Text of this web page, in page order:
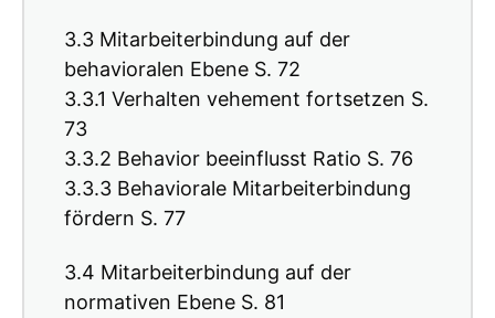
3.3 Mitarbeiterbindung auf der
behavioralen Ebene S. 72
3.3.1 Verhalten vehement fortsetzen S.
73
3.3.2 Behavior beeinflusst Ratio S. 76
3.3.3 Behaviorale Mitarbeiterbindung
fördern S. 77
3.4 Mitarbeiterbindung auf der
normativen Ebene S. 81